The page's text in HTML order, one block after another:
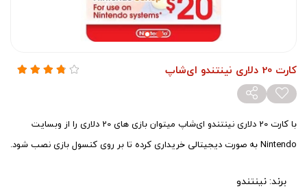
کارت 20 دلاری نینتندو ای‌شاپ
با کارت 20 دلاری نینتندو ای‌شاپ میتوان بازی های 20 دلاری را از وبسایت
Nintendo به صورت دیجیتالی خریداری کرده تا بر روی کنسول بازی نصب شود.
برند:نینتندو